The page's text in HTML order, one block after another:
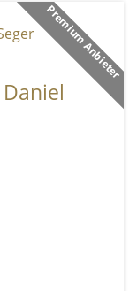
Premium Anbieter